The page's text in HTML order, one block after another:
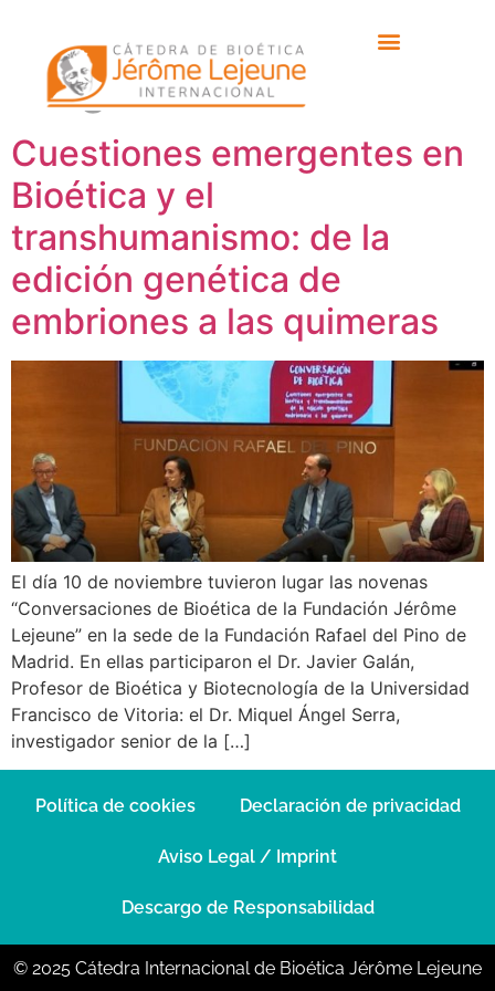
Etiqueta: Dr. Miquel
Ángel Serra
Cuestiones emergentes en
Bioética y el
transhumanismo: de la
edición genética de
embriones a las quimeras
El día 10 de noviembre tuvieron lugar las novenas
“Conversaciones de Bioética de la Fundación Jérôme
Lejeune” en la sede de la Fundación Rafael del Pino de
Madrid. En ellas participaron el Dr. Javier Galán,
Profesor de Bioética y Biotecnología de la Universidad
Francisco de Vitoria: el Dr. Miquel Ángel Serra,
investigador senior de la […]
Política de cookies Declaración de privacidad
Aviso Legal / Imprint
Descargo de Responsabilidad
© 2025 Cátedra Internacional de Bioética Jérôme Lejeune